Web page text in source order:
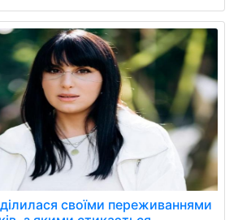
своїми переживаннями